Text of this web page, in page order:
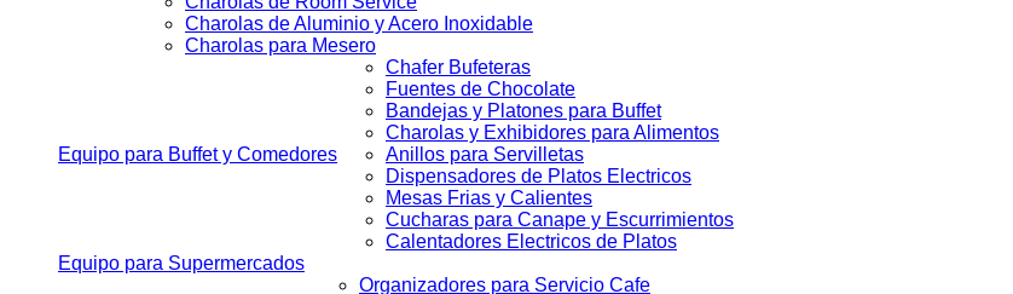
Charolas de Aluminio y Acero Inoxidable
Charolas para Mesero
Equipo para Buffet y Comedores
Chafer Bufeteras
Fuentes de Chocolate
Bandejas y Platones para Buffet
Charolas y Exhibidores para Alimentos
Anillos para Servilletas
Dispensadores de Platos Electricos
Mesas Frias y Calientes
Cucharas para Canape y Escurrimientos
Calentadores Electricos de Platos
Equipo para Supermercados
Organizadores para Servicio Cafe